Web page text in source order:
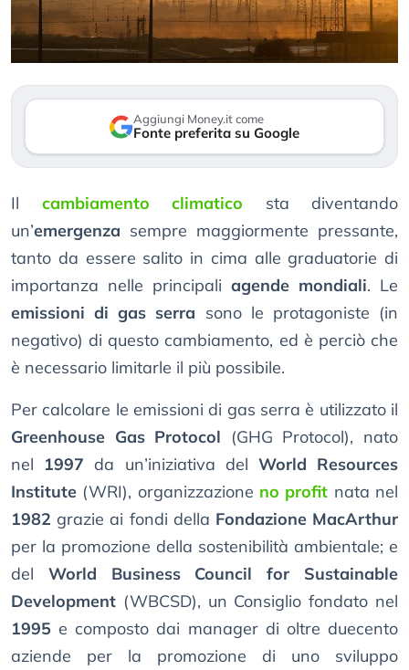
Aggiungi Money.it come
Fonte preferita su Google
Il cambiamento climatico sta diventando
un’emergenza sempre maggiormente pressante,
tanto da essere salito in cima alle graduatorie di
importanza nelle principali agende mondiali. Le
emissioni di gas serra sono le protagoniste (in
negativo) di questo cambiamento, ed è perciò che
è necessario limitarle il più possibile.
Per calcolare le emissioni di gas serra è utilizzato il
Greenhouse Gas Protocol (GHG Protocol), nato
nel 1997 da un’iniziativa del World Resources
Institute (WRI), organizzazione no profit nata nel
1982 grazie ai fondi della Fondazione MacArthur
per la promozione della sostenibilità ambientale; e
del World Business Council for Sustainable
Development (WBCSD), un Consiglio fondato nel
1995 e composto dai manager di oltre duecento
aziende per la promozione di uno sviluppo